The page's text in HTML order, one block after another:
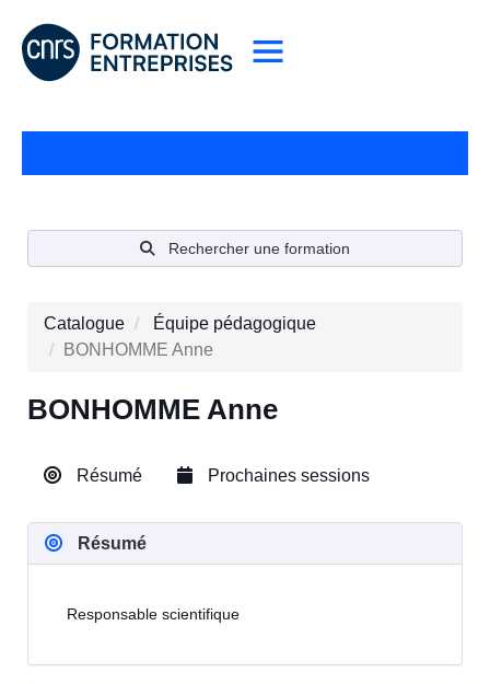
Rechercher une formation
Catalogue
Équipe pédagogique
BONHOMME Anne
BONHOMME Anne
Résumé Prochaines sessions
Résumé
Responsable scientifique